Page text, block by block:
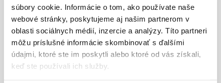
súbory cookie. Informácie o tom, ako používate naše
webové stránky, poskytujeme aj našim partnerom v
oblasti sociálnych médií, inzercie a analýzy. Títo partneri
môžu príslušné informácie skombinovať s ďalšími
údajmi, ktoré ste im poskytli alebo ktoré od vás získali,
keď ste používali ich služby.
1000732190 F3001Q2 FREERIDE E-SM 2017